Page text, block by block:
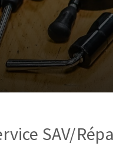
Pad diamantés
Disques à
SAV/